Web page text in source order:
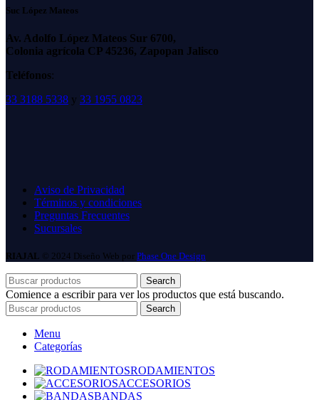
Suc López Mateos
Av. Adolfo López Mateos Sur 6700,
Colonia agrícola CP 45236, Zapopan Jalisco
Teléfonos:
33 3188 5338 y 33 1955 0823
Aviso de Privacidad
Términos y condiciones
Preguntas Frecuentes
Sucursales
RIAJAL © 2024 Diseño Web por Phase One Design
Search
Comience a escribir para ver los productos que está buscando.
Search
Menu
Categorías
RODAMIENTOS
ACCESORIOS
BANDAS